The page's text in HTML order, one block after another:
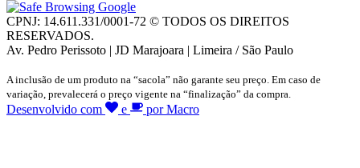
CPNJ: 14.611.331/0001-72 © TODOS OS DIREITOS
RESERVADOS.
Av. Pedro Perissoto | JD Marajoara | Limeira / São Paulo
A inclusão de um produto na “sacola” não garante seu preço. Em caso de
variação, prevalecerá o preço vigente na “finalização” da compra.
Desenvolvido com e por Macro